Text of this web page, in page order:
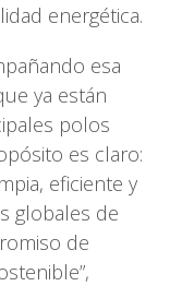
energética.
esa
ya están
polos
es claro:
eficiente y
globales de
de